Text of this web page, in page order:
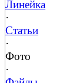
Линейка
·
Статьи
·
Фото
·